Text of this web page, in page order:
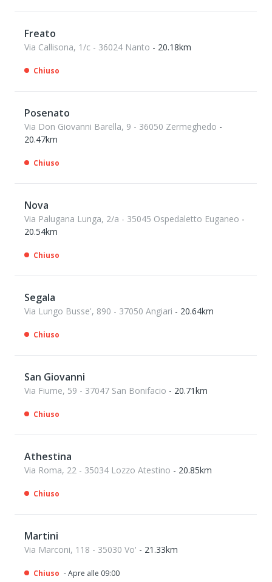
Freato
Via Callisona, 1/c - 36024 Nanto - 20.18km
Chiuso
Posenato
Via Don Giovanni Barella, 9 - 36050 Zermeghedo -
20.47km
Chiuso
Nova
Via Palugana Lunga, 2/a - 35045 Ospedaletto Euganeo -
20.54km
Chiuso
Segala
Via Lungo Busse', 890 - 37050 Angiari - 20.64km
Chiuso
San Giovanni
Via Fiume, 59 - 37047 San Bonifacio - 20.71km
Chiuso
Athestina
Via Roma, 22 - 35034 Lozzo Atestino - 20.85km
Chiuso
Martini
Via Marconi, 118 - 35030 Vo' - 21.33km
Chiuso - Apre alle 09:00